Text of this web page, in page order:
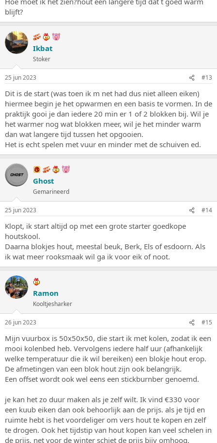
blijft?
Ikbat
Stoker
25 jun 2023 #13
Dit is de start (was toen ik m net had dus niet alleen eiken)
hiermee begin je het opwarmen en een basis te vormen. In de
praktijk gooi je dan iedere 20 min er 1 of 2 blokken bij. Wil je
het warmer nog wat blokken meer, wil je het minder warm
dan wat langere tijd tussen het opgooien.
Het is echt spelen met vuur en minder met de schuiven ed.
Ghost
Gemarineerd
25 jun 2023 #14
Klopt, ik start altijd op met een grote starter goedkope
houtskool.
Daarna blokjes hout, meestal beuk, Berk, Els of esdoorn. Als
ik wat meer rooksmaak wil ga ik voor eik of noot.
Ramon
Kooltjesharker
26 jun 2023 #15
Mijn vuurbox is 50x50x50, die start ik met kolen, zodat ik een
mooi kolenbed heb. Vervolgens iedere half uur (afhankelijk
welke temperatuur die ik wil bereiken) een blokje hout erop.
De afmetingen van een blok hout zijn ook belangrijk.
Een offset wordt ook wel eens een stickburnber genoemd.
je kan het zo duur maken als je zelf wilt. Ik vind €330 voor
een kuub eiken dan ook behoorlijk aan de prijs. als je tijd en
ruimte hebt is het voordeliger om vers hout te kopen en zelf
te drogen. Ook het tijdstip van hout kopen kan veel schelen in
de prijs. net voor de winter schiet de prijs bijv omhoog.